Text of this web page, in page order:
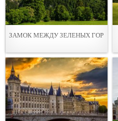
ЗАМОК МЕЖДУ ЗЕЛЕНЫХ ГОР